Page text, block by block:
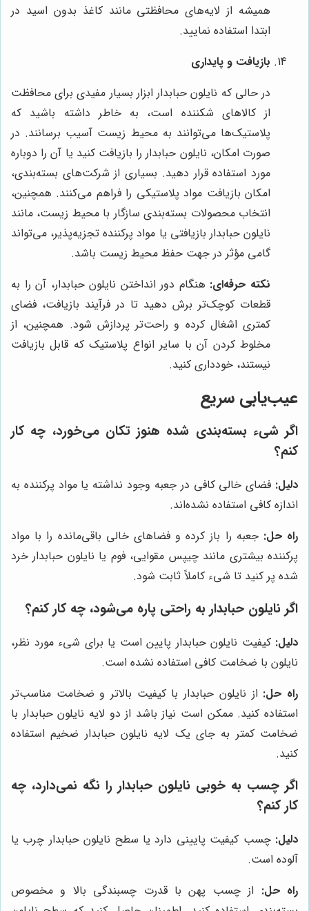
همیشه از لایه‌های محافظتی مانند کاغذ بدون اسید در
ابتدا استفاده نمایید.
بازیافت و پایداری
در حالی که نایلون حبابدار ابزار بسیار مفیدی برای محافظت
از کالاهای شکننده است، به خاطر داشته باشید که
پلاستیک‌ها می‌توانند به محیط زیست آسیب برسانند. در
صورت امکان، نایلون حبابدار را بازیافت کنید یا آن را دوباره
مورد استفاده قرار دهید. بسیاری از شرکت‌های بسته‌بندی،
امکان بازیافت مواد پلاستیکی را فراهم می‌کنند. همچنین،
انتخاب محصولات بسته‌بندی سازگار با محیط زیست، مانند
نایلون حبابدار بازیافتی یا مواد پرکننده تجزیه‌پذیر، می‌تواند
گامی مؤثر در جهت حفظ محیط زیست باشد.
نکته حرفه‌ای: هنگام دور انداختن نایلون حبابدار، آن را به
قطعات کوچک‌تر برش دهید تا در فرآیند بازیافت، فضای
کمتری اشغال کرده و راحت‌تر پردازش شود. همچنین، از
مخلوط کردن آن با سایر انواع پلاستیک که قابل بازیافت
نیستند، خودداری کنید.
عیب‌یابی سریع
اگر شیء بسته‌بندی شده هنوز تکان می‌خورد، چه کار
کنم؟
دلیل: فضای خالی کافی در جعبه وجود نداشته یا مواد پرکننده به
اندازه کافی استفاده نشده‌اند.
راه حل: جعبه را باز کرده و فضاهای خالی باقی‌مانده را با مواد
پرکننده بیشتری مانند چیپس مقوایی، فوم یا نایلون حبابدار خرد
شده پر کنید تا شیء کاملاً ثابت شود.
اگر نایلون حبابدار به راحتی پاره می‌شود، چه کار کنم؟
دلیل: کیفیت نایلون حبابدار پایین است یا برای شیء مورد نظر،
نایلون با ضخامت کافی استفاده نشده است.
راه حل: از نایلون حبابدار با کیفیت بالاتر و ضخامت مناسب‌تر
استفاده کنید. ممکن است نیاز باشد از دو لایه نایلون حبابدار با
ضخامت کمتر به جای یک لایه نایلون حبابدار ضخیم استفاده
کنید.
اگر چسب به خوبی نایلون حبابدار را نگه نمی‌دارد، چه
کار کنم؟
دلیل: چسب کیفیت پایینی دارد یا سطح نایلون حبابدار چرب یا
آلوده است.
راه حل: از چسب پهن با قدرت چسبندگی بالا و مخصوص